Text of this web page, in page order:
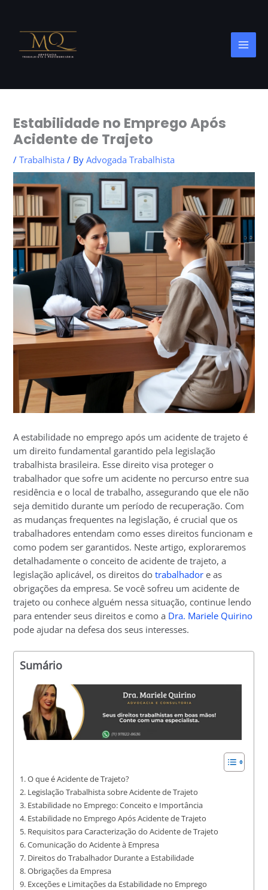
content
Estabilidade no Emprego Após
Acidente de Trajeto
/Trabalhista / ByAdvogada Trabalhista
A estabilidade no emprego após um acidente de trajeto é
um direito fundamental garantido pela legislação
trabalhista brasileira. Esse direito visa proteger o
trabalhador que sofre um acidente no percurso entre sua
residência e o local de trabalho, assegurando que ele não
seja demitido durante um período de recuperação. Com
as mudanças frequentes na legislação, é crucial que os
trabalhadores entendam como esses direitos funcionam e
como podem ser garantidos. Neste artigo, exploraremos
detalhadamente o conceito de acidente de trajeto, a
legislação aplicável, os direitos dotrabalhador e as
obrigações da empresa. Se você sofreu um acidente de
trajeto ou conhece alguém nessa situação, continue lendo
para entender seus direitos e como a Dra. Mariele Quirino
pode ajudar na defesa dos seus interesses.
Sumário
O que é Acidente de Trajeto?
Legislação Trabalhista sobre Acidente de Trajeto
Estabilidade no Emprego: Conceito e Importância
Estabilidade no Emprego Após Acidente de Trajeto
Requisitos para Caracterização do Acidente de Trajeto
Comunicação do Acidente à Empresa
Direitos do Trabalhador Durante a Estabilidade
Obrigações da Empresa
Exceções e Limitações da Estabilidade no Emprego